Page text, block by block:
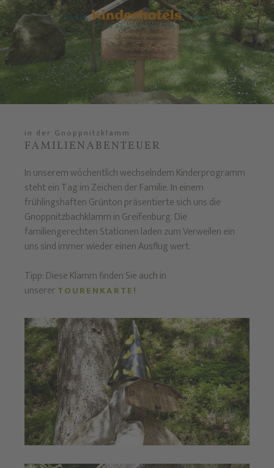
in der Gnoppnitzklamm
FAMILIENABENTEUER
In unserem wöchentlich wechselndem Kinderprogramm
steht ein Tag im Zeichen der Familie. In einem
frühlingshaften Grünton präsentierte sich uns die
Gnoppnitzbachklamm in Greifenburg. Die
familiengerechten Stationen laden zum Verweilen ein
uns sind immer wieder einen Ausflug wert.
Tipp: Diese Klamm finden Sie auch in
unserer TOURENKARTE!